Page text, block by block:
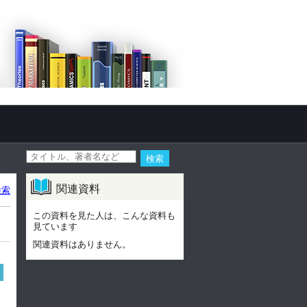
関連資料
この資料を見た人は、こんな資料も
見ています
関連資料はありません。